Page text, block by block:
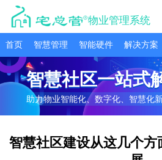
物业管理系统
首页 智慧管理 智能硬件 解决方案
智慧社区一站式
助力物业智能化、数字化、智慧化
智慧社区建设从这几个